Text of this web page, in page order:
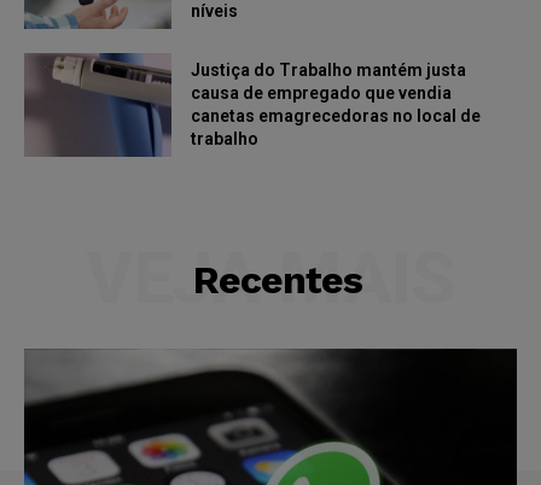
níveis
Justiça do Trabalho mantém justa
causa de empregado que vendia
canetas emagrecedoras no local de
trabalho
Recentes
VEJA MAIS